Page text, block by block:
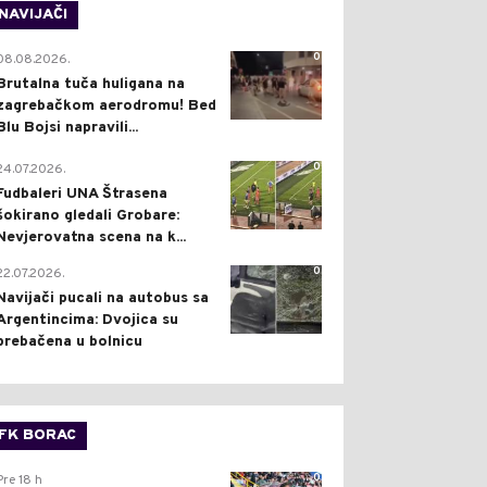
NAVIJAČI
0
tuča huligana na
aerodromu! Bed
Bojsi napravili...
0
UNA Štrasena
gledali Grobare:
scena na k...
0
pucali na autobus sa
Dvojica su
u bolnicu
FK BORAC
0
18 h